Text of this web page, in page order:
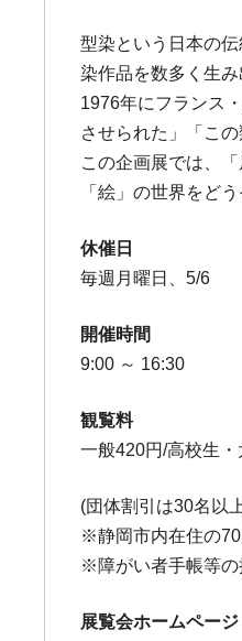
型染という日本の
染作品を数多く生
1976年にフランス
させられた」「こ
この企画展では、
「絵」の世界をど
休催日
毎週月曜日、5/6
開催時間
9:00 ～ 16:30
観覧料
一般420円/高校生
(団体割引は30名以
※静岡市内在住の
※障がい者手帳等の
展覧会ホームページ